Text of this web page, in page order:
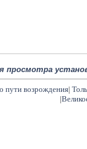
пути возрождения|
|